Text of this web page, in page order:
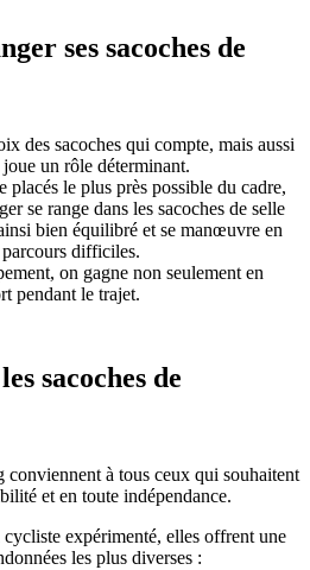
ses sacoches de
des sacoches qui compte, mais aussi
un rôle déterminant.
placés le plus près possible du cadre,
se range dans les sacoches de selle
bien équilibré et se manœuvre en
difficiles.
on gagne non seulement en
pendant le trajet.
sacoches de
conviennent à tous ceux qui souhaitent
et en toute indépendance.
expérimenté, elles offrent une
les plus diverses :